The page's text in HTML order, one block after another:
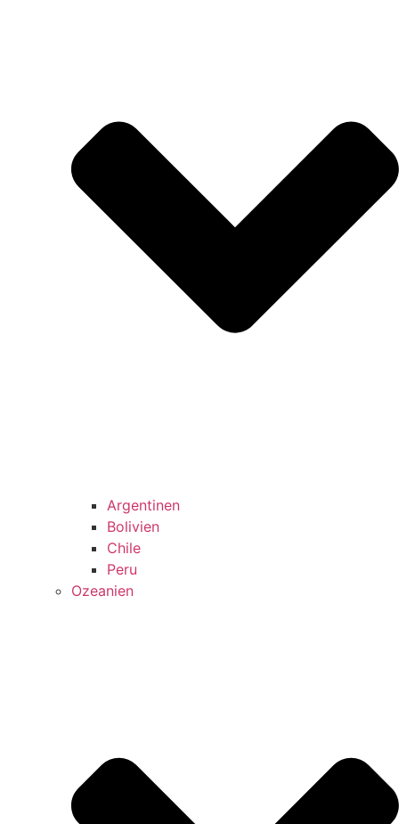
Argentinen
Bolivien
Chile
Peru
Ozeanien